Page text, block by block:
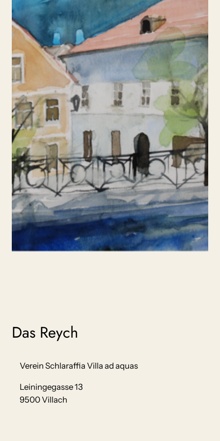
Das Reych
Verein Schlaraffia Villa ad aquas
Leiningegasse 13
9500 Villach